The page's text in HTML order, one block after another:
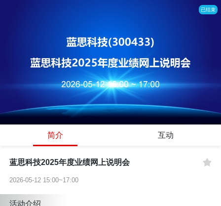
已结束
简介 互动
蓝思科技2025年度业绩网上说明会
2026-05-12 15:00~17:00
活动介绍